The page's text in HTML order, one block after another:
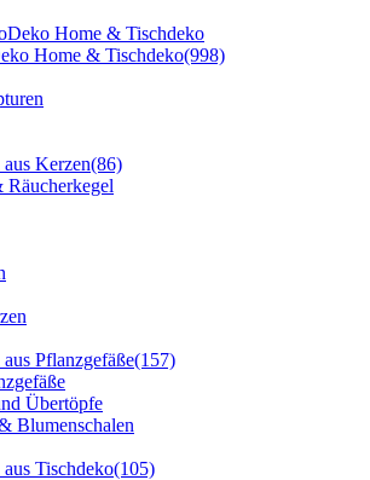
Deko Home & Tischdeko
Home & Tischdeko(998)
Kerzen(86)
Pflanzgefäße(157)
Übertöpfe
Blumenschalen
Tischdeko(105)